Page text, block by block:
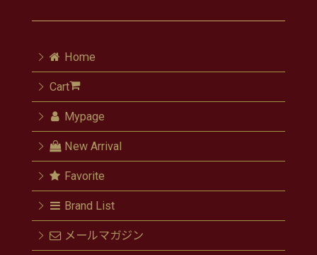
Home
Cart
Mypage
New Arrival
Favorite
Brand List
メールマガジン